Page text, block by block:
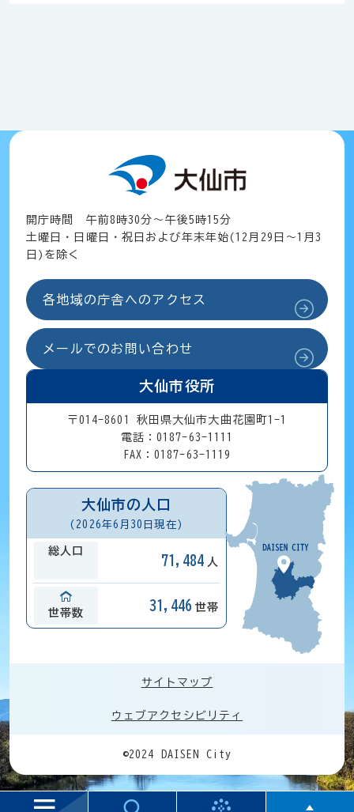
開庁時間 午前8時30分～午後5時15分
土曜日・日曜日・祝日および年末年始(12月29日～1月3
日)を除く
各地域の庁舎へのアクセス
メールでのお問い合わせ
大仙市役所
〒014-8601 秋田県大仙市大曲花園町1-1
電話：0187-63-1111
FAX：0187-63-1119
大仙市の人口
(2026年6月30日現在)
総人口
71,484 人
世帯数
31,446 世帯
サイトマップ
ウェブアクセシビリティ
©2024 DAISEN City